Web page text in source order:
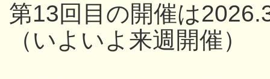
第13回目の開催は
（いよいよ来週開催）